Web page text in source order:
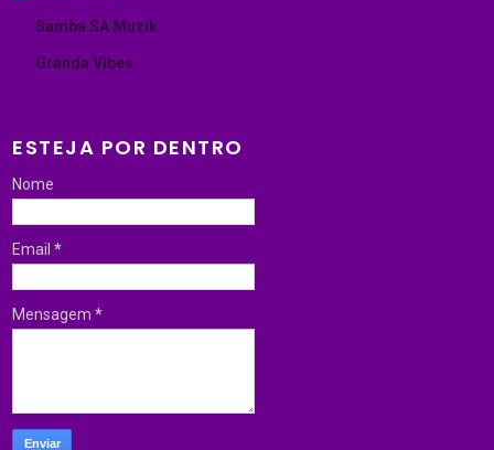
Samba SA Muzik
Granda Vibes
ESTEJA POR DENTRO
Nome
Email*
Mensagem*